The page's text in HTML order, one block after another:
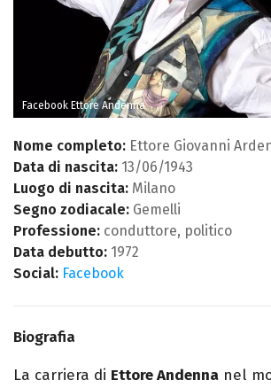
Facebook Ettore Andenna
Nome completo: Ettore Giovanni
Data di nascita: 13/06/1943
Luogo di nascita: Milano
Segno zodiacale: Gemelli
Professione: conduttore, politico
Data debutto: 1972
Social: Facebook
Biografia
La carriera di Ettore Andenna nel